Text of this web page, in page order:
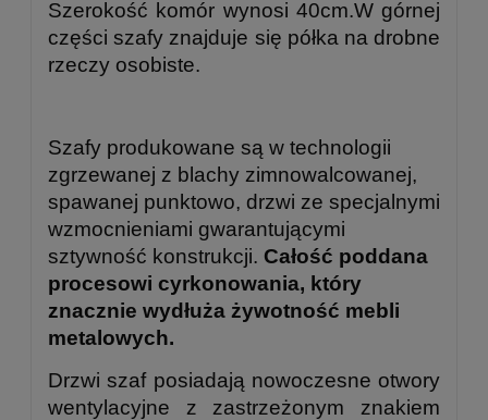
Szerokość komór wynosi 40cm.W górnej
części szafy znajduje się półka na drobne
rzeczy osobiste.
Szafy produkowane są w technologii
zgrzewanej z blachy zimnowalcowanej,
spawanej punktowo, drzwi ze specjalnymi
wzmocnieniami gwarantującymi
sztywność konstrukcji. Całość poddana
procesowi cyrkonowania, który
znacznie wydłuża żywotność mebli
metalowych.
Drzwi szaf posiadają nowoczesne otwory
wentylacyjne z zastrzeżonym znakiem